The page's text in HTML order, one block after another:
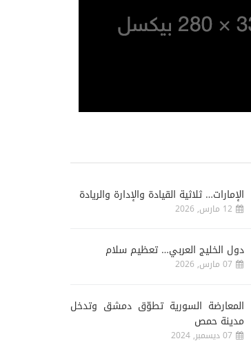
الإمارات… ثلاثية القيادة والإدارة والريادة
12 مارس, 2026
دول الخليج العربي… تعظيم سلام
07 مارس, 2026
المعارضة السورية تطوّق دمشق وتدخل
مدينة حمص
07 ديسمبر, 2024